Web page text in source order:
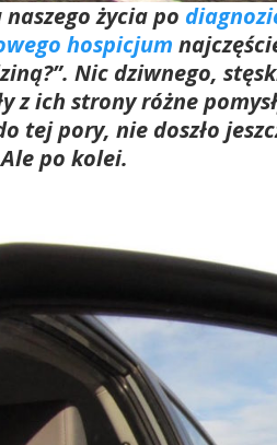
życia po
hospicjum
Nic dziwnego,
z ich strony różne
tej pory, nie doszło
po kolei.